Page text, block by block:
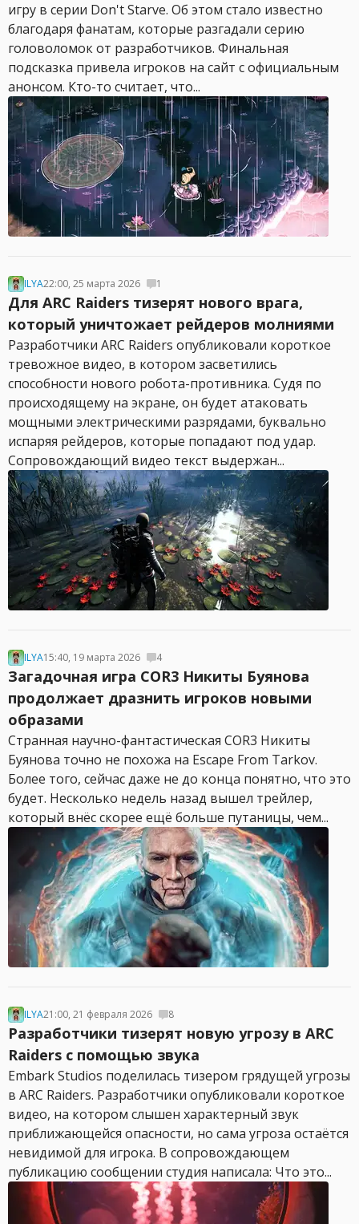
игру в серии Don't Starve. Об этом стало известно
благодаря фанатам, которые разгадали серию
головоломок от разработчиков. Финальная
подсказка привела игроков на сайт с официальным
анонсом. Кто-то считает, что...
ILYA22:00, 25 марта 2026 1
Для ARC Raiders тизерят нового врага,
который уничтожает рейдеров молниями
Разработчики ARC Raiders опубликовали короткое
тревожное видео, в котором засветились
способности нового робота-противника. Судя по
происходящему на экране, он будет атаковать
мощными электрическими разрядами, буквально
испаряя рейдеров, которые попадают под удар.
Сопровождающий видео текст выдержан...
ILYA15:40, 19 марта 2026 4
Загадочная игра COR3 Никиты Буянова
продолжает дразнить игроков новыми
образами
Странная научно-фантастическая COR3 Никиты
Буянова точно не похожа на Escape From Tarkov.
Более того, сейчас даже не до конца понятно, что это
будет. Несколько недель назад вышел трейлер,
который внёс скорее ещё больше путаницы, чем...
ILYA21:00, 21 февраля 2026 8
Разработчики тизерят новую угрозу в ARC
Raiders с помощью звука
Embark Studios поделилась тизером грядущей угрозы
в ARC Raiders. Разработчики опубликовали короткое
видео, на котором слышен характерный звук
приближающейся опасности, но сама угроза остаётся
невидимой для игрока. В сопровождающем
публикацию сообщении студия написала: Что это...